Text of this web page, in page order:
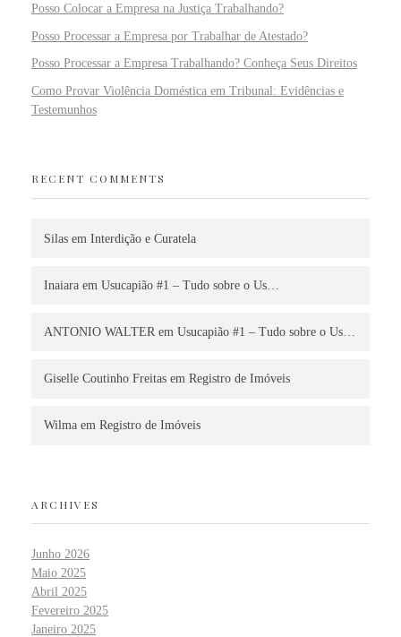
Posso Colocar a Empresa na Justiça Trabalhando?
Posso Processar a Empresa por Trabalhar de Atestado?
Posso Processar a Empresa Trabalhando? Conheça Seus Direitos
Como Provar Violência Doméstica em Tribunal: Evidências e
Testemunhos
RECENT COMMENTS
Silas em Interdição e Curatela
Inaiara em Usucapião #1 – Tudo sobre o Us…
ANTONIO WALTER em Usucapião #1 – Tudo sobre o Us…
Giselle Coutinho Freitas em Registro de Imóveis
Wilma em Registro de Imóveis
ARCHIVES
Junho 2026
Maio 2025
Abril 2025
Fevereiro 2025
Janeiro 2025